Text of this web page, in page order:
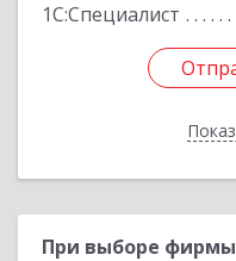
1С:Специалист
При выборе